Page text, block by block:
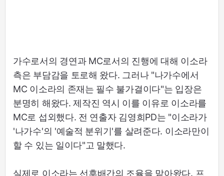
가수로서의 경연과 MC로서의 진행에 대해 이소라
측은 부담감을 토로해 왔다. 그러나 "나가수에서
MC 이소라의 존재는 필수 불가결이다"는 입장은
분명히 해왔다. 제작진 역시 이를 이유로 이소라를
MC로 섭외했다. 전 연출자 김영희PD는 "이소라가
'나가수'의 '예술적 분위기'를 살려준다. 이소라만이
할 수 있는 일이다"고 말했다.
실제로 이소라는 선후배간의 조율을 맡아왔다. 프